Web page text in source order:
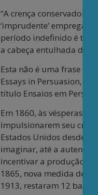
“A crença conservadora
‘imprudente’ empregar
período indefinido é
a cabeça entulhada de
Esta não é uma frase de
Essays in Persuasion,
título Ensaios em
Em 1860, às vésperas
impulsionarem seu
Estados Unidos desde
imaginar, até a
incentivar a produção
1865, nova medida
1913, restaram 12